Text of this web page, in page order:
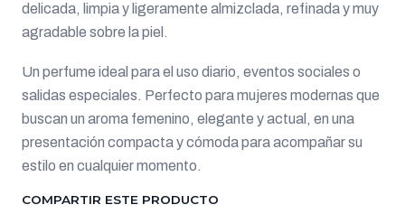
delicada, limpia y ligeramente almizclada, refinada y muy
agradable sobre la piel.
Un perfume ideal para el uso diario, eventos sociales o
salidas especiales. Perfecto para mujeres modernas que
buscan un aroma femenino, elegante y actual, en una
presentación compacta y cómoda para acompañar su
estilo en cualquier momento.
COMPARTIR ESTE PRODUCTO